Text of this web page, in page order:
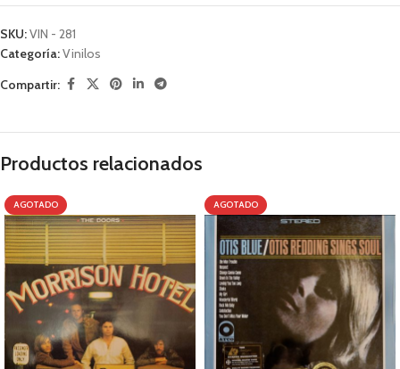
SKU:VIN - 281
Categoría:Vinilos
Compartir:
Productos relacionados
AGOTADO AGOTADO